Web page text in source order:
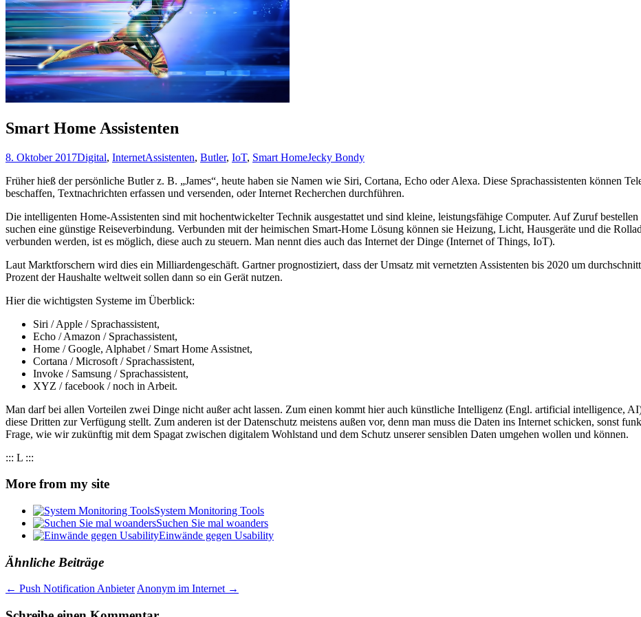
Smart Home Assistenten
8. Oktober 2017Digital, InternetAssistenten, Butler, IoT, Smart HomeJecky Bondy
Früher hieß der persönliche Butler z. B. „James“, heute haben sie Namen wie Siri, Cortana, Echo oder Alexa. Diese Sprachassistenten können
beschaffen, Textnachrichten erfassen und versenden, oder Internet Recherchen durchführen.
Die intelligenten Home-Assistenten sind mit hochentwickelter Technik ausgestattet und sind kleine, leistungsfähige Computer. Auf Zuruf
suchen eine günstige Reiseverbindung. Verbunden mit der heimischen Smart-Home Lösung können sie Heizung, Licht, Hausgeräte und die
verbunden werden, ist es möglich, diese auch zu steuern. Man nennt dies auch das Internet der Dinge (Internet of Things, IoT).
Laut Marktforschern wird dies ein Milliardengeschäft. Gartner prognostiziert, dass der Umsatz mit vernetzten Assistenten bis 2020 um
Prozent der Haushalte weltweit sollen dann so ein Gerät nutzen.
Hier die wichtigsten Systeme im Überblick:
Siri / Apple / Sprachassistent,
Echo / Amazon / Sprachassistent,
Home / Google, Alphabet / Smart Home Assistnet,
Cortana / Microsoft / Sprachassistent,
Invoke / Samsung / Sprachassistent,
XYZ / facebook / noch in Arbeit.
Man darf bei allen Vorteilen zwei Dinge nicht außer acht lassen. Zum einen kommt hier auch künstliche Intelligenz (Engl. artificial intelligence,
diese Dritten zur Verfügung stellt. Zum anderen ist der Datenschutz meistens außen vor, denn man muss die Daten ins Internet schicken, sonst
Frage, wie wir zukünftig mit dem Spagat zwischen digitalem Wohlstand und dem Schutz unserer sensiblen Daten umgehen wollen und können.
::: L :::
More from my site
System Monitoring Tools
Suchen Sie mal woanders
Einwände gegen Usability
Ähnliche Beiträge
Beitragsnavigation
← Push Notification AnbieterAnonym im Internet →